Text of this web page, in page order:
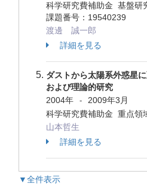
科学研究費補助金 基盤研
課題番号：19540239
渡邊 誠一郎
詳細を見る
ダストから太陽系外惑星
および理論的研究
2004年
-
2009年3月
科学研究費補助金 重点領
山本哲生
詳細を見る
▼全件表示